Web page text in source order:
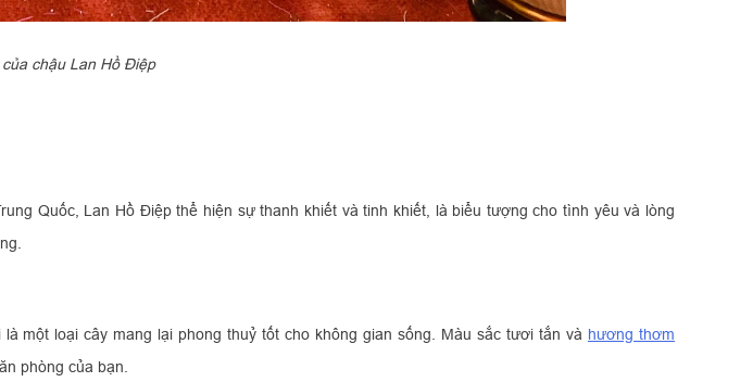
chậu Lan Hồ Điệp
Quốc, Lan Hồ Điệp thể hiện sự thanh khiết và tinh khiết, là biểu tượng cho tình yêu và lòng
một loại cây mang lại phong thuỷ tốt cho không gian sống. Màu sắc tươi tắn và hương thơm
phòng của bạn.